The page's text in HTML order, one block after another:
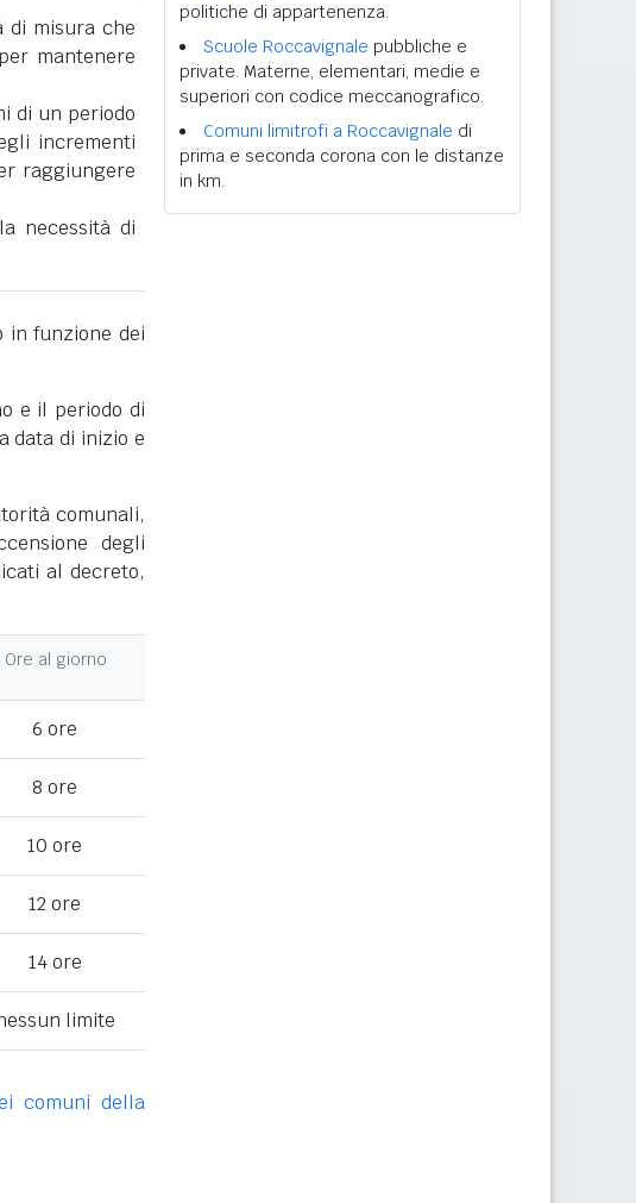
di misura che
mantenere
di un periodo
incrementi
raggiungere
necessità di
in funzione dei
e il periodo di
data di inizio e
comunali,
degli
al decreto,
Ore al giorno
6 ore
8 ore
10 ore
12 ore
14 ore
limite
comuni della
politiche di appartenenza.
Scuole Roccavignale pubbliche e
private. Materne, elementari, medie e
superiori con codice meccanografico.
Comuni limitrofi a Roccavignale di
prima e seconda corona con le distanze
in km.